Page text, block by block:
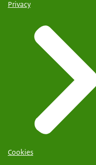
Privacy
Cookies